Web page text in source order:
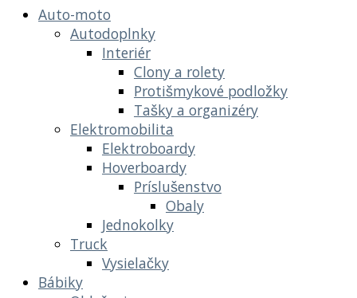
Auto-moto
Autodoplnky
Interiér
Clony a rolety
Protišmykové podložky
Tašky a organizéry
Elektromobilita
Elektroboardy
Hoverboardy
Príslušenstvo
Obaly
Jednokolky
Truck
Vysielačky
Bábiky